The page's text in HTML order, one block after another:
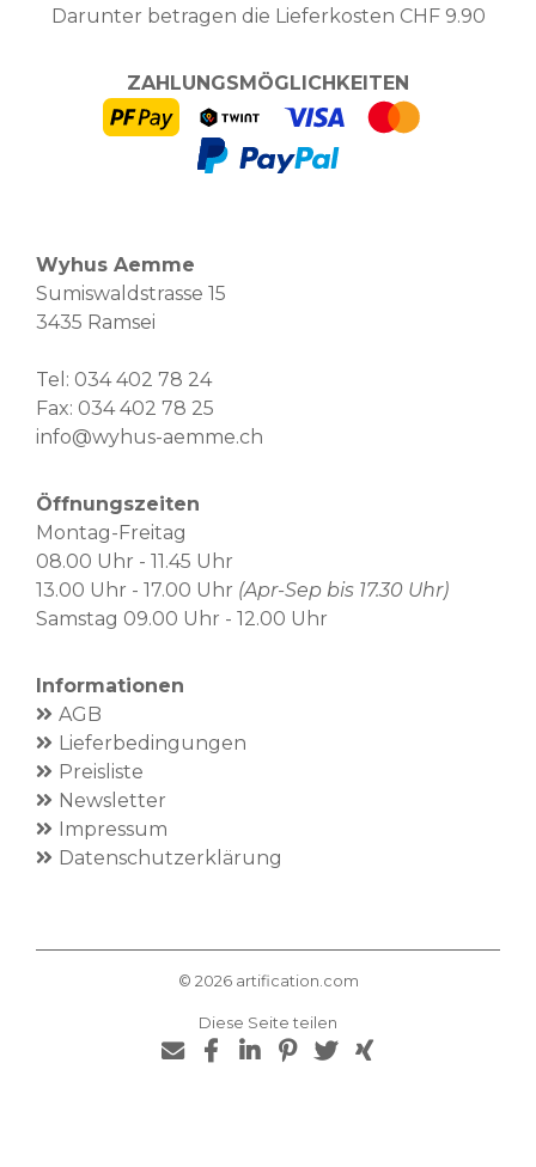
Darunter betragen die Lieferkosten CHF 9.90
ZAHLUNGSMÖGLICHKEITEN
Wyhus Aemme
Sumiswaldstrasse 15
3435 Ramsei
Tel: 034 402 78 24
Fax: 034 402 78 25
info@wyhus-aemme.ch
Öffnungszeiten
Montag-Freitag
08.00 Uhr - 11.45 Uhr
13.00 Uhr - 17.00 Uhr (Apr-Sep bis 17.30 Uhr)
Samstag 09.00 Uhr - 12.00 Uhr
Informationen
AGB
Lieferbedingungen
Preisliste
Newsletter
Impressum
Datenschutzerklärung
© 2026 artification.com
Diese Seite teilen